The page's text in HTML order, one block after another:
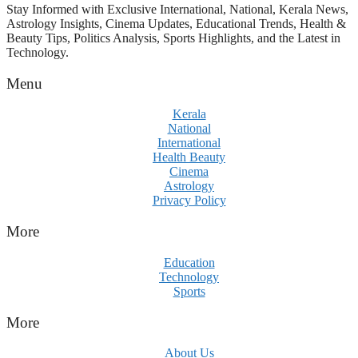
Stay Informed with Exclusive International, National, Kerala News,
Astrology Insights, Cinema Updates, Educational Trends, Health &
Beauty Tips, Politics Analysis, Sports Highlights, and the Latest in
Technology.
Menu
Kerala
National
International
Health Beauty
Cinema
Astrology
Privacy Policy
More
Education
Technology
Sports
More
About Us